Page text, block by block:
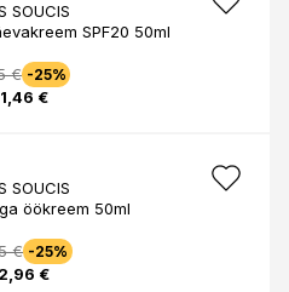
SOUCIS
SPF20 50ml
€ -25%
€
SOUCIS
öökreem 50ml
€ -25%
€